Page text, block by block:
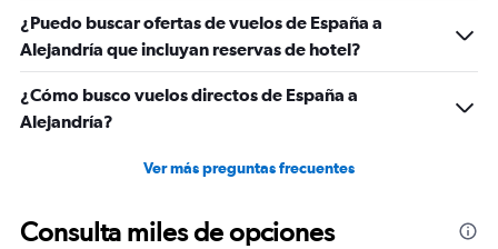
¿Puedo buscar ofertas de vuelos de España a
Alejandría que incluyan reservas de hotel?
¿Cómo busco vuelos directos de España a
Alejandría?
Ver más preguntas frecuentes
Consulta miles de opciones